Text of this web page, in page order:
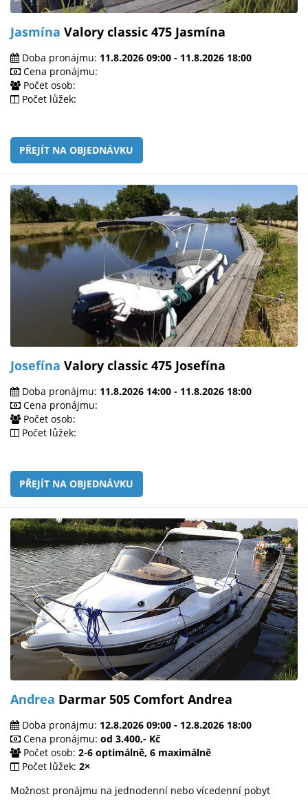
Jasmína Valory classic 475 Jasmína
Doba pronájmu: 11.8.2026 09:00 - 11.8.2026 18:00
Cena pronájmu:
Počet osob:
Počet lůžek:
PŘEJÍT NA OBJEDNÁVKU
Josefína Valory classic 475 Josefína
Doba pronájmu: 11.8.2026 14:00 - 11.8.2026 18:00
Cena pronájmu:
Počet osob:
Počet lůžek:
PŘEJÍT NA OBJEDNÁVKU
Andrea Darmar 505 Comfort Andrea
Doba pronájmu: 12.8.2026 09:00 - 12.8.2026 18:00
Cena pronájmu: od 3.400,- Kč
Počet osob: 2-6 optimálně, 6 maximálně
Počet lůžek: 2×
Možnost pronájmu na jednodenní nebo vícedenní pobyt